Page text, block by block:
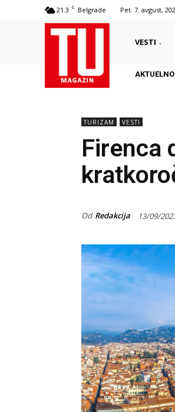
21.3 C Belgrade Pet. 7. avgust,
VESTI
AKTUELNO
TURIZAM VESTI
Firenca
Od Redakcija 13/09/